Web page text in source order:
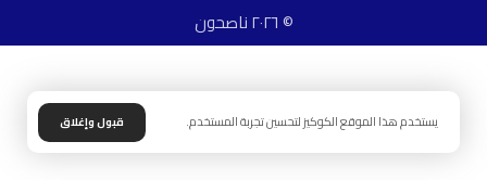
© ٢٠٢٦ ناصحون
يستخدم هذا الموقع الكوكيز لتحسين تجربة المستخدم. قبول وإغلاق